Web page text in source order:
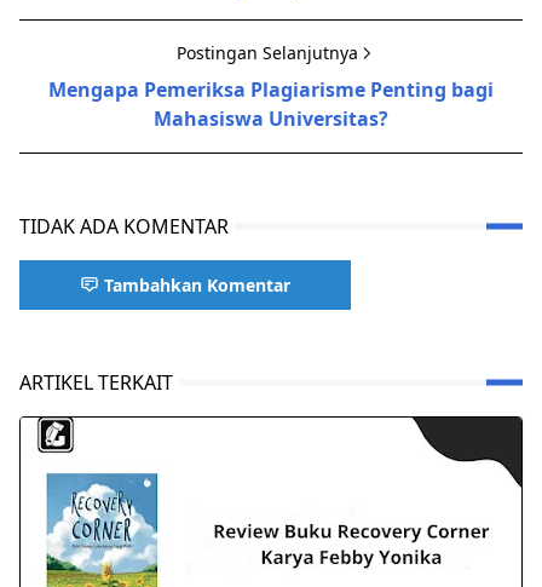
Postingan Selanjutnya
Mengapa Pemeriksa Plagiarisme Penting bagi
Mahasiswa Universitas?
TIDAK ADA KOMENTAR
Tambahkan Komentar
ARTIKEL TERKAIT